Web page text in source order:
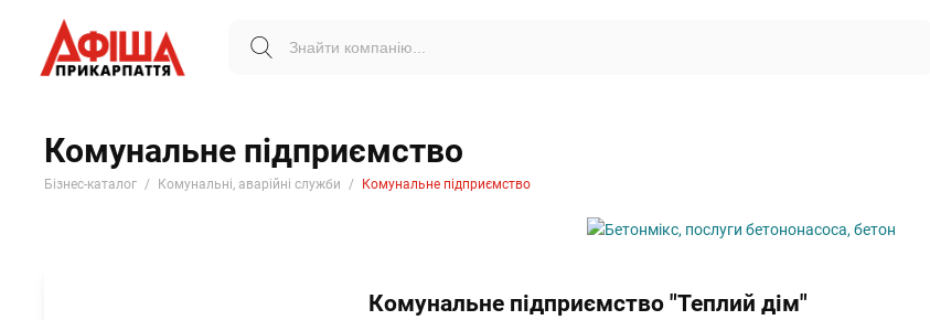
Комунальне підприємство
Бізнес-каталог Комунальні, аварійні служби Комунальне підприємство
Комунальне підприємство "Теплий дім"